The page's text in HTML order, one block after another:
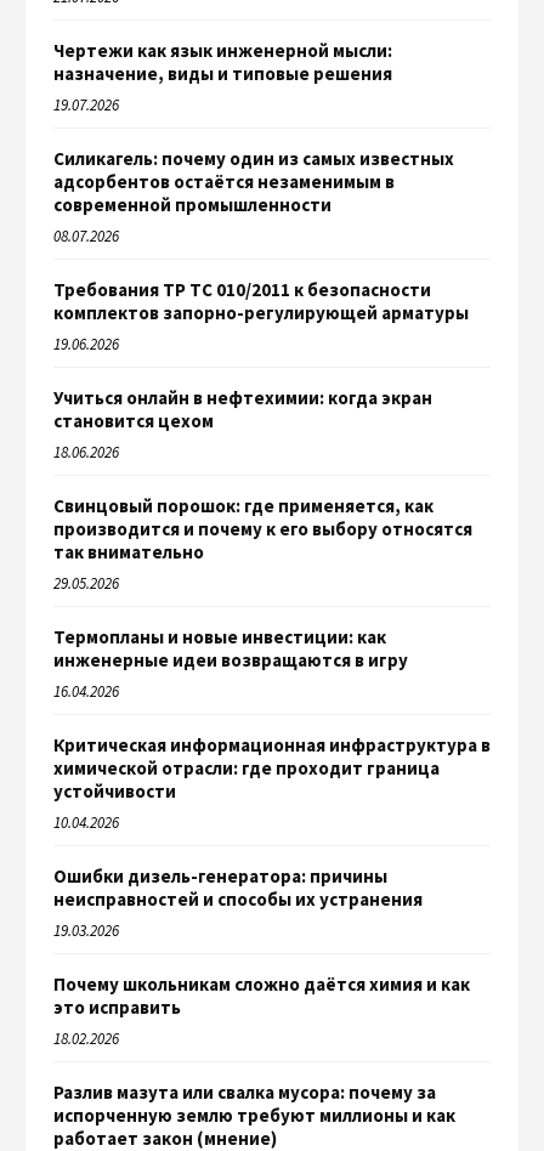
Чертежи как язык инженерной мысли:
назначение, виды и типовые решения
19.07.2026
Силикагель: почему один из самых известных
адсорбентов остаётся незаменимым в
современной промышленности
08.07.2026
Требования ТР ТС 010/2011 к безопасности
комплектов запорно-регулирующей арматуры
19.06.2026
Учиться онлайн в нефтехимии: когда экран
становится цехом
18.06.2026
Свинцовый порошок: где применяется, как
производится и почему к его выбору относятся
так внимательно
29.05.2026
Термопланы и новые инвестиции: как
инженерные идеи возвращаются в игру
16.04.2026
Критическая информационная инфраструктура в
химической отрасли: где проходит граница
устойчивости
10.04.2026
Ошибки дизель-генератора: причины
неисправностей и способы их устранения
19.03.2026
Почему школьникам сложно даётся химия и как
это исправить
18.02.2026
Разлив мазута или свалка мусора: почему за
испорченную землю требуют миллионы и как
работает закон (мнение)